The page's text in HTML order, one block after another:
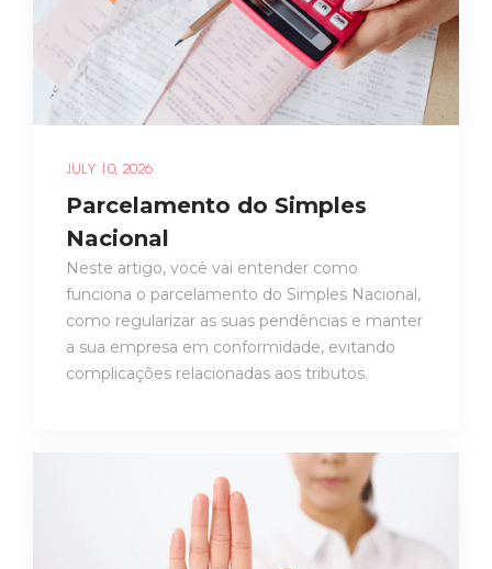
JULY 10, 2026
Parcelamento do Simples
Nacional
Neste artigo, você vai entender como
funciona o parcelamento do Simples Nacional,
como regularizar as suas pendências e manter
a sua empresa em conformidade, evitando
complicações relacionadas aos tributos.